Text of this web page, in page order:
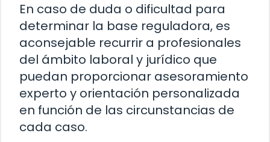
En caso de duda o dificultad para
determinar la base reguladora, es
aconsejable recurrir a profesionales
del ámbito laboral y jurídico que
puedan proporcionar asesoramiento
experto y orientación personalizada
en función de las circunstancias de
cada caso.